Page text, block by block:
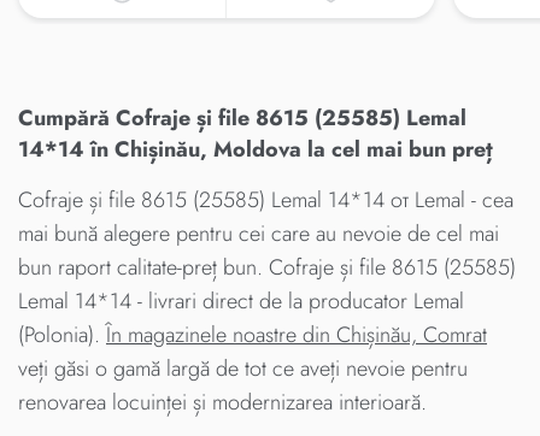
Cumpără Cofraje și file 8615 (25585) Lemal
14*14 în Chișinău, Moldova la cel mai bun preț
Cofraje și file 8615 (25585) Lemal 14*14 от Lemal - cea
mai bună alegere pentru cei care au nevoie de cel mai
bun raport calitate-preț bun. Cofraje și file 8615 (25585)
Lemal 14*14 - livrari direct de la producator Lemal
(Polonia).În magazinele noastre din Chișinău, Comrat
veți găsi o gamă largă de tot ce aveți nevoie pentru
renovarea locuinței și modernizarea interioară.